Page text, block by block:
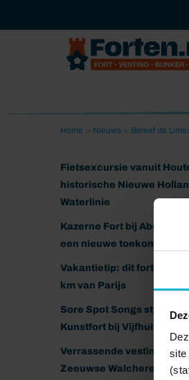
site
Home Nieuws Beleef de
Fietsexcursie vanuit
historische Nieuwe
Waterlinie
Kazerne Fort bij Abcoude
een nieuwe toekomst
Vakantietip: dit fort ligt
km van Parijs
Sore Spot Songs strijkt
Kunstfort bij Vijfhuizen
Verrassende vestingen
Zeeuwse Walcheren